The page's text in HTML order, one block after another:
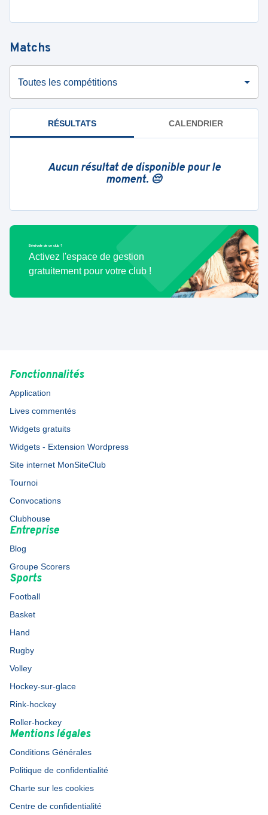
Matchs
Toutes les compétitions
RÉSULTATS CALENDRIER
Aucun résultat de disponible pour le
moment. 😔
Bénévole de ce club ?
Activez l'espace de gestion
gratuitement pour votre club !
Fonctionnalités
Application
Lives commentés
Widgets gratuits
Widgets - Extension Wordpress
Site internet MonSiteClub
Tournoi
Convocations
Clubhouse
Entreprise
Blog
Groupe Scorers
Sports
Football
Basket
Hand
Rugby
Volley
Hockey-sur-glace
Rink-hockey
Roller-hockey
Mentions légales
Conditions Générales
Politique de confidentialité
Charte sur les cookies
Centre de confidentialité